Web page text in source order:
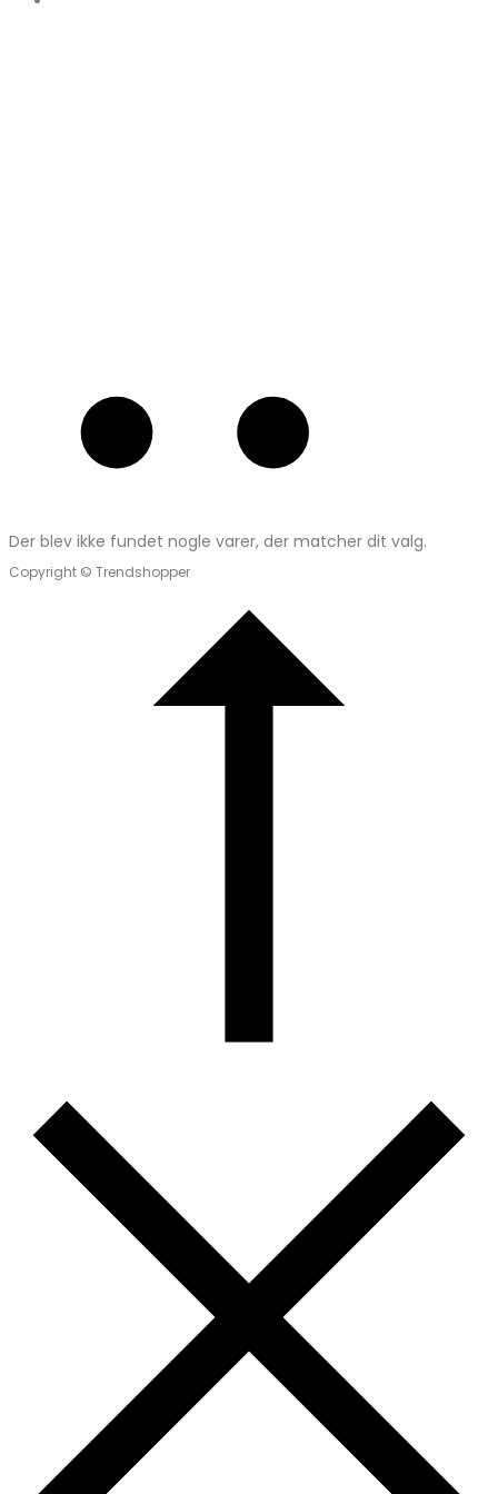
Der blev ikke fundet nogle varer, der matcher dit valg.
Copyright © Trendshopper